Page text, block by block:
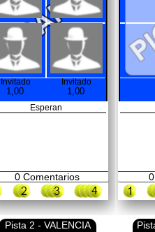
Invitado
1,00
Invitado
1,00
Esperan
0Comentarios 0
Pista 2 - VALENCIA